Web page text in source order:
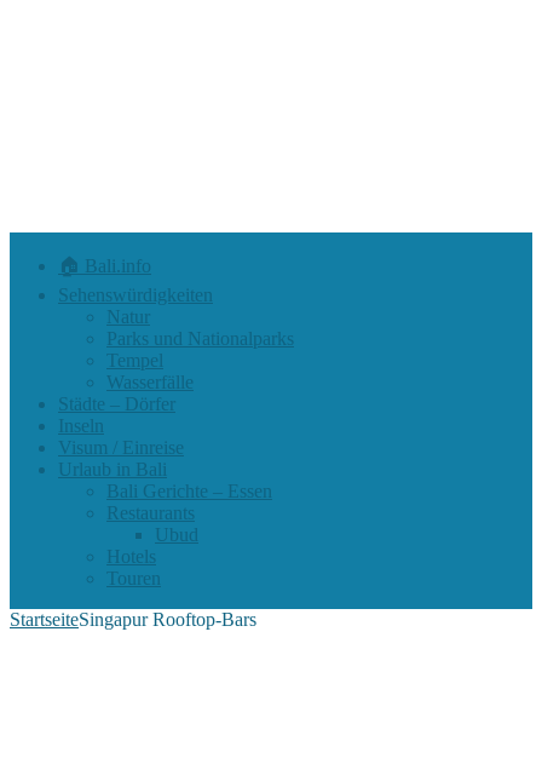
🏠 Bali.info
Sehenswürdigkeiten
Natur
Parks und Nationalparks
Tempel
Wasserfälle
Städte – Dörfer
Inseln
Visum / Einreise
Urlaub in Bali
Bali Gerichte – Essen
Restaurants
Ubud
Hotels
Touren
StartseiteSingapur Rooftop-Bars